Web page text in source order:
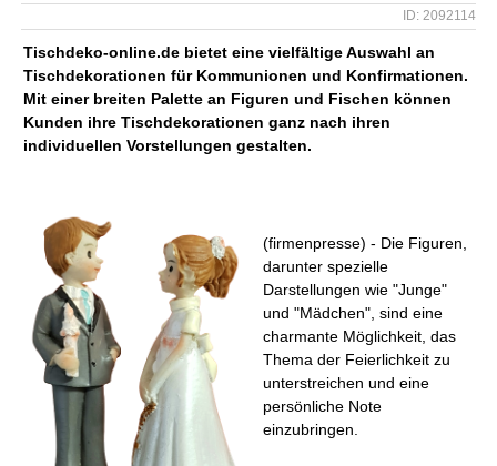
ID: 2092114
Tischdeko-online.de bietet eine vielfältige Auswahl an
Tischdekorationen für Kommunionen und Konfirmationen.
Mit einer breiten Palette an Figuren und Fischen können
Kunden ihre Tischdekorationen ganz nach ihren
individuellen Vorstellungen gestalten.
(firmenpresse) - Die Figuren,
darunter spezielle
Darstellungen wie "Junge"
und "Mädchen", sind eine
charmante Möglichkeit, das
Thema der Feierlichkeit zu
unterstreichen und eine
persönliche Note
einzubringen.